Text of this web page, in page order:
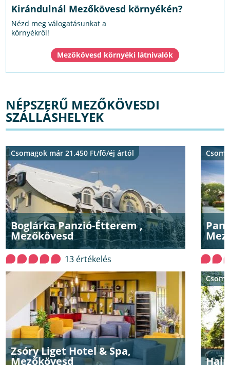
Kirándulnál Mezőkövesd környékén?
Nézd meg válogatásunkat a
környékről!
Mezőkövesd környéki látnivalók
NÉPSZERŰ MEZŐKÖVESDI
SZÁLLÁSHELYEK
Boglárka Panzió-Étterem ,
Mezőkövesd
Csomagok már 21.450 Ft/fő/éj ártól
13 értékelés
Zsóry Liget Hotel & Spa,
Mezőkövesd